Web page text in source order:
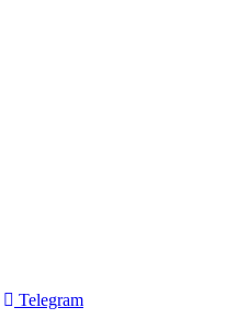
Telegram